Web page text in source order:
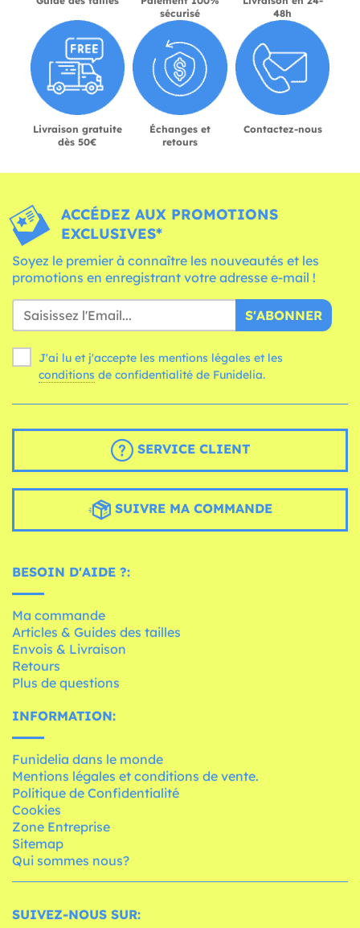
sécurisé
48h
Livraison gratuite
dès 50€
Échanges et
retours
Contactez-nous
ACCÉDEZ AUX PROMOTIONS
EXCLUSIVES*
Soyez le premier à connaître les nouveautés et les
promotions en enregistrant votre adresse e-mail !
S'ABONNER
J'ai lu et j'accepte les mentions légales et les
conditions de confidentialité de Funidelia.
SERVICE CLIENT
SUIVRE MA COMMANDE
BESOIN D'AIDE ?:
Ma commande
Articles & Guides des tailles
Envois & Livraison
Retours
Plus de questions
INFORMATION:
Funidelia dans le monde
Mentions légales et conditions de vente.
Politique de Confidentialité
Cookies
Zone Entreprise
Sitemap
Qui sommes nous?
SUIVEZ-NOUS SUR: